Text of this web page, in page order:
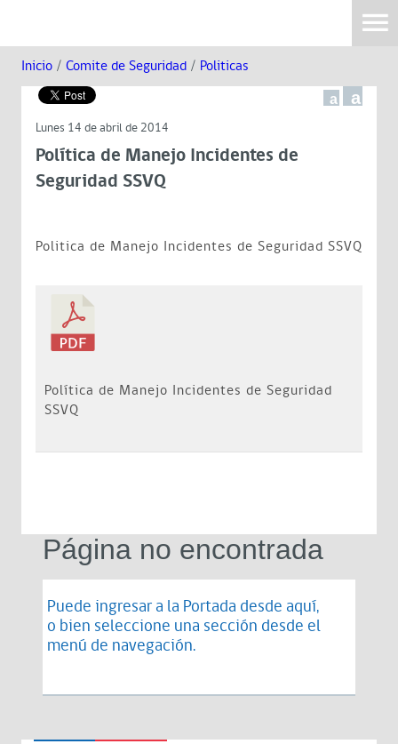
Inicio / Comite de Seguridad / Politicas
a a
Lunes 14 de abril de 2014
Política de Manejo Incidentes de
Seguridad SSVQ
Politica de Manejo Incidentes de Seguridad SSVQ
Política de Manejo Incidentes de Seguridad
SSVQ
Página no encontrada
Puede ingresar a la Portada desde aquí,
o bien seleccione una sección desde el
menú de navegación.